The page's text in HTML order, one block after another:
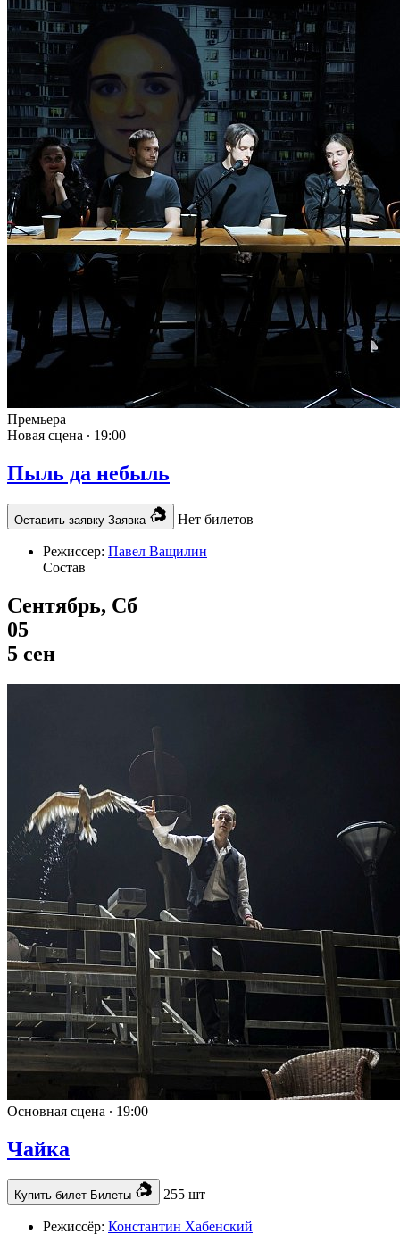
Премьера
Новая сцена ∙ 19:00
Пыль да небыль
Оставить заявку Заявка Нет билетов
Режиссер: Павел Ващилин
Состав
Сентябрь, Сб
05
5 сен
Основная сцена ∙ 19:00
Чайка
Купить билет Билеты 255 шт
Режиссёр: Константин Хабенский